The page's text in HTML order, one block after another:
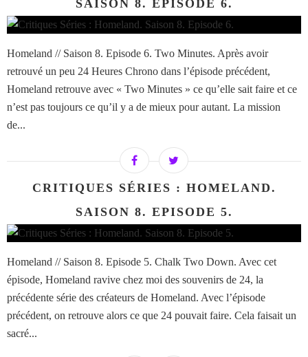
SAISON 8. EPISODE 6.
Homeland // Saison 8. Episode 6. Two Minutes. Après avoir
retrouvé un peu 24 Heures Chrono dans l’épisode précédent,
Homeland retrouve avec « Two Minutes » ce qu’elle sait faire et ce
n’est pas toujours ce qu’il y a de mieux pour autant. La mission
de...
CRITIQUES SÉRIES : HOMELAND.
SAISON 8. EPISODE 5.
Homeland // Saison 8. Episode 5. Chalk Two Down. Avec cet
épisode, Homeland ravive chez moi des souvenirs de 24, la
précédente série des créateurs de Homeland. Avec l’épisode
précédent, on retrouve alors ce que 24 pouvait faire. Cela faisait un
sacré...